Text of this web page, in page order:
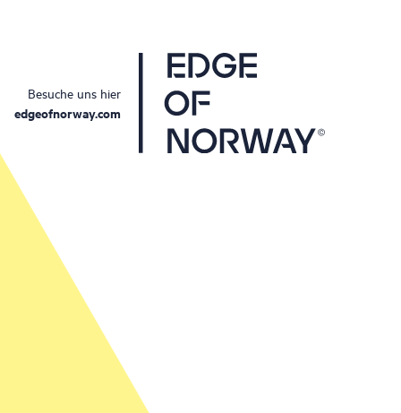
Besuche uns hier
edgeofnorway.com